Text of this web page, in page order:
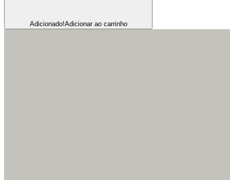
Adicionado!Adicionar ao carrinho